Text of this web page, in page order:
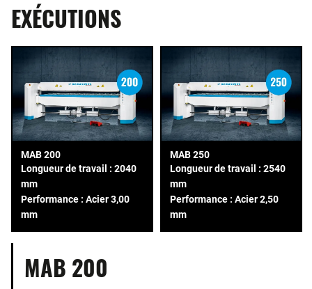
EXÉCUTIONS
MAB 200
Longueur de travail : 2040
mm
Performance : Acier 3,00
mm
MAB 250
Longueur de travail : 2540
mm
Performance : Acier 2,50
mm
MAB 200